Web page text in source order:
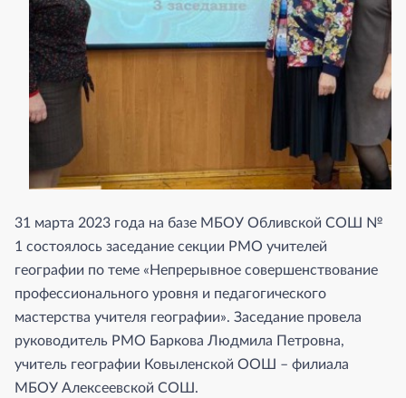
31 марта 2023 года на базе МБОУ Обливской СОШ №
1 состоялось заседание секции РМО учителей
географии по теме «Непрерывное совершенствование
профессионального уровня и педагогического
мастерства учителя географии». Заседание провела
руководитель РМО Баркова Людмила Петровна,
учитель географии Ковыленской ООШ – филиала
МБОУ Алексеевской СОШ.